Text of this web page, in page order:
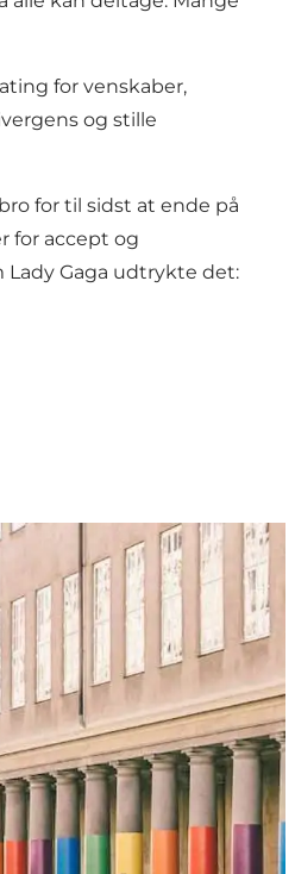
for venskaber,
og stille
for til sidst at ende på
for accept og
Gaga udtrykte det: